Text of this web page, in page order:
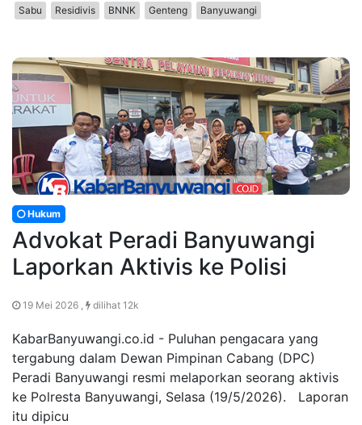
Sabu
Residivis BNNK Genteng Banyuwangi
Hukum
Advokat Peradi Banyuwangi
Laporkan Aktivis ke Polisi
19 Mei 2026 , dilihat 12k
KabarBanyuwangi.co.id - Puluhan pengacara yang
tergabung dalam Dewan Pimpinan Cabang (DPC)
Peradi Banyuwangi resmi melaporkan seorang aktivis
ke Polresta Banyuwangi, Selasa (19/5/2026). Laporan
itu dipicu